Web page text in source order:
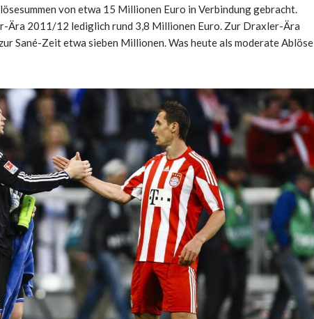
von etwa 15 Millionen Euro in Verbindung gebracht.
Ära 2011/12 lediglich rund 3,8 Millionen Euro. Zur Draxler-Ära
Sané-Zeit etwa sieben Millionen. Was heute als moderate Ablöse